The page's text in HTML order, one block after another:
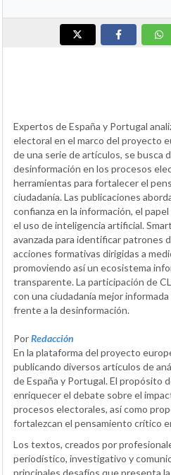
Expertos de España y Portugal
electoral en el marco del proyecto
de una serie de artículos, se busca
desinformación en los procesos
herramientas para fortalecer el
ciudadanía. Las publicaciones
confianza en la información, el
el uso de inteligencia artificial.
avanzada para identificar patrones
acciones formativas dirigidas a
promoviendo así un ecosistema
transparente. La participación de
con una ciudadanía mejor
frente a la desinformación.
PorRedacción
En la plataforma del proyecto
publicando diversos artículos de
de España y Portugal. El propósito
enriquecer el debate sobre el
procesos electorales, así como
fortalezcan el pensamiento crítico
Los textos, creados por
periodístico, investigativo y
principales desafíos que presenta